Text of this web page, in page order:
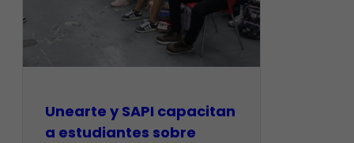
Unearte y SAPI capacitan
a estudiantes sobre